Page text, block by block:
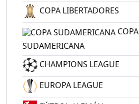
COPA LIBERTADORES
COPA
SUDAMERICANA
CHAMPIONS LEAGUE
EUROPA LEAGUE